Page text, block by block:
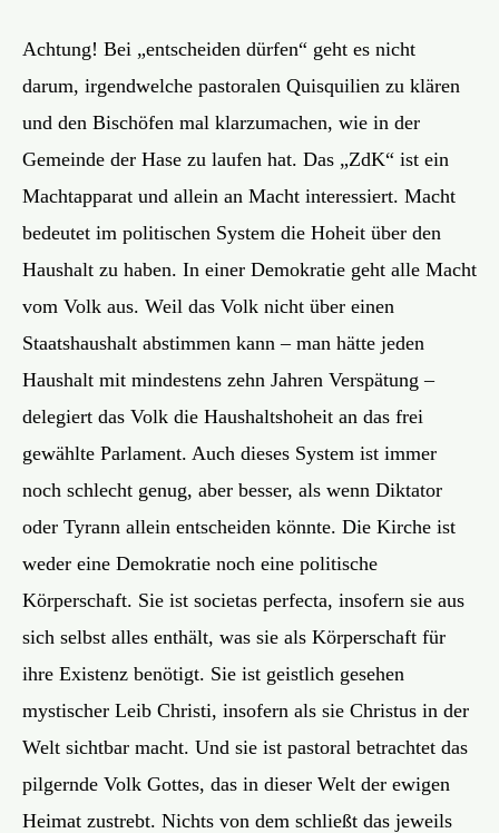
Achtung! Bei „entscheiden dürfen“ geht es nicht
darum, irgendwelche pastoralen Quisquilien zu klären
und den Bischöfen mal klarzumachen, wie in der
Gemeinde der Hase zu laufen hat. Das „ZdK“ ist ein
Machtapparat und allein an Macht interessiert. Macht
bedeutet im politischen System die Hoheit über den
Haushalt zu haben. In einer Demokratie geht alle Macht
vom Volk aus. Weil das Volk nicht über einen
Staatshaushalt abstimmen kann – man hätte jeden
Haushalt mit mindestens zehn Jahren Verspätung –
delegiert das Volk die Haushaltshoheit an das frei
gewählte Parlament. Auch dieses System ist immer
noch schlecht genug, aber besser, als wenn Diktator
oder Tyrann allein entscheiden könnte. Die Kirche ist
weder eine Demokratie noch eine politische
Körperschaft. Sie ist societas perfecta, insofern sie aus
sich selbst alles enthält, was sie als Körperschaft für
ihre Existenz benötigt. Sie ist geistlich gesehen
mystischer Leib Christi, insofern als sie Christus in der
Welt sichtbar macht. Und sie ist pastoral betrachtet das
pilgernde Volk Gottes, das in dieser Welt der ewigen
Heimat zustrebt. Nichts von dem schließt das jeweils